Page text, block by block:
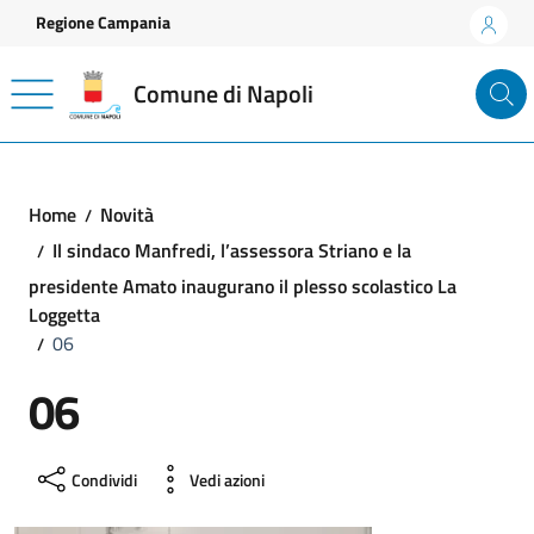
Vai ai contenuti
Vai al footer
Regione Campania
Comune di Napoli
Home
Novità
Il sindaco Manfredi, l’assessora Striano e la
presidente Amato inaugurano il plesso scolastico La
Loggetta
06
06
Condividi Vedi azioni